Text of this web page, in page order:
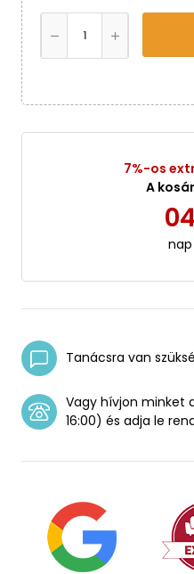
7%-os
A
04
nap
Tanácsra van
Vagy hívjon minket
16:00) és adja le